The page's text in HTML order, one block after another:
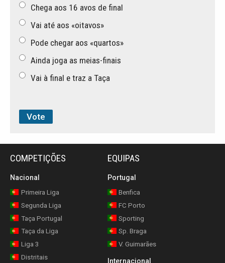
Chega aos 16 avos de final
Vai até aos «oitavos»
Pode chegar aos «quartos»
Ainda joga as meias-finais
Vai à final e traz a Taça
COMPETIÇÕES
Nacional
Primeira Liga
Segunda Liga
Taça Portugal
Taça da Liga
Liga 3
Distritais
EQUIPAS
Portugal
Benfica
FC Porto
Sporting
Sp. Braga
V. Guimarães
Internacional